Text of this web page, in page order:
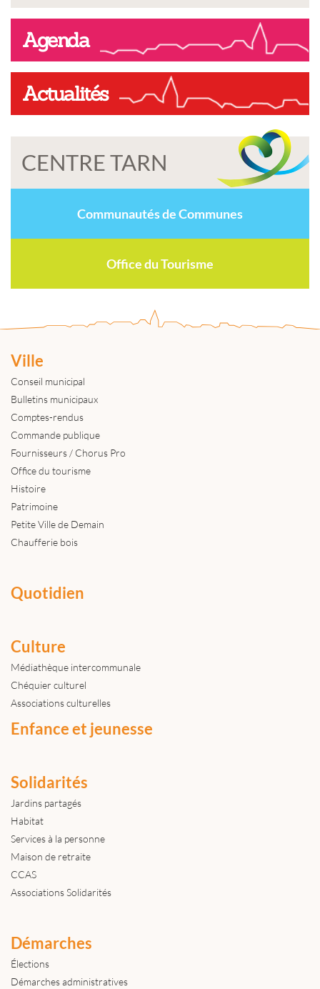
Agenda
Actualités
CENTRE TARN
Communautés de Communes
Office du Tourisme
Ville
Conseil municipal
Bulletins municipaux
Comptes-rendus
Commande publique
Fournisseurs / Chorus Pro
Office du tourisme
Histoire
Patrimoine
Petite Ville de Demain
Chaufferie bois
Quotidien
Culture
Médiathèque intercommunale
Chéquier culturel
Associations culturelles
Enfance et jeunesse
Solidarités
Jardins partagés
Habitat
Services à la personne
Maison de retraite
CCAS
Associations Solidarités
Démarches
Élections
Démarches administratives